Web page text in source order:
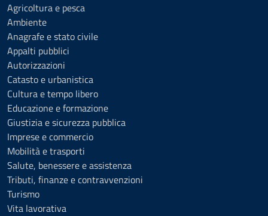
Agricoltura e pesca
Ambiente
Anagrafe e stato civile
Appalti pubblici
Autorizzazioni
Catasto e urbanistica
Cultura e tempo libero
Educazione e formazione
Giustizia e sicurezza pubblica
Imprese e commercio
Mobilità e trasporti
Salute, benessere e assistenza
Tributi, finanze e contravvenzioni
Turismo
Vita lavorativa